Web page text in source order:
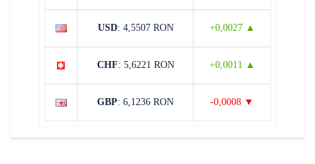
USD: 4,5507 RON +0,0027 ▲
CHF: 5,6221 RON +0,0011 ▲
GBP: 6,1236 RON -0,0008 ▼